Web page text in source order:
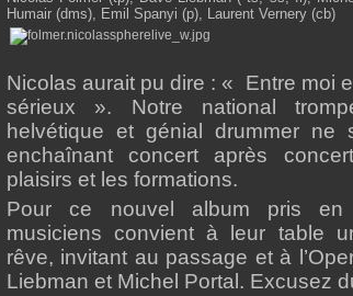
Humair (dms), Emil Spanyi (p), Laurent Vernery (cb)
Nicolas aurait pu dire : « Entre moi
sérieux ». Notre national
helvétique et génial drummer ne
enchaînant concert après
plaisirs et les formations.
Pour ce nouvel album pris
musiciens convient à leur table
rêve, invitant au passage et à
Liebman et Michel Portal. Excusez